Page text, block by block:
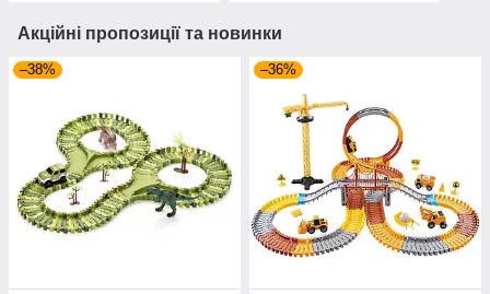
Акційні пропозиції та новинки
–38% –36%